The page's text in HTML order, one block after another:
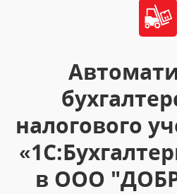
налогового
в ООО